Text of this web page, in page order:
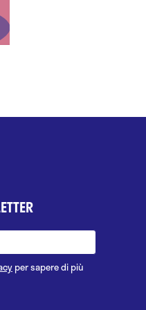
per sapere di più